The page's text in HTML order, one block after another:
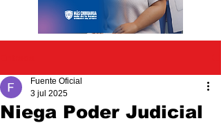
Niega Poder Judicial
Fuente Oficial
3 jul 2025